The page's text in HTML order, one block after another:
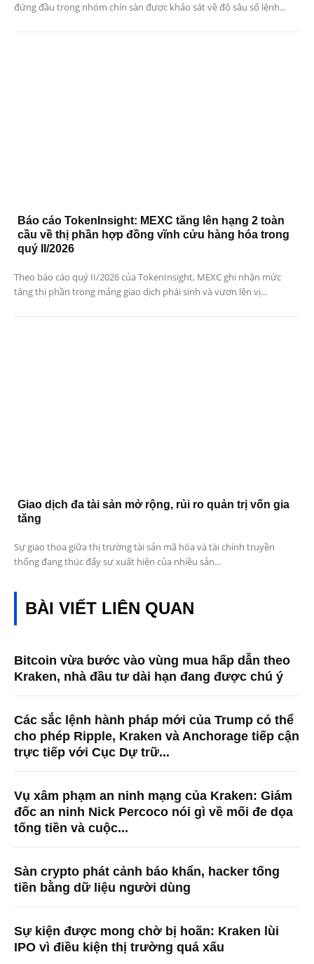
đứng đầu trong nhóm chín sàn được khảo sát về độ sâu sổ lệnh...
Báo cáo TokenInsight: MEXC tăng lên hạng 2 toàn
cầu về thị phần hợp đồng vĩnh cửu hàng hóa trong
quý II/2026
Theo báo cáo quý II/2026 của TokenInsight, MEXC ghi nhận mức
tăng thị phần trong mảng giao dịch phái sinh và vươn lên vị...
Giao dịch đa tài sản mở rộng, rủi ro quản trị vốn gia
tăng
Sự giao thoa giữa thị trường tài sản mã hóa và tài chính truyền
thống đang thúc đẩy sự xuất hiện của nhiều sản...
BÀI VIẾT LIÊN QUAN
Bitcoin vừa bước vào vùng mua hấp dẫn theo
Kraken, nhà đầu tư dài hạn đang được chú ý
Các sắc lệnh hành pháp mới của Trump có thể
cho phép Ripple, Kraken và Anchorage tiếp cận
trực tiếp với Cục Dự trữ...
Vụ xâm phạm an ninh mạng của Kraken: Giám
đốc an ninh Nick Percoco nói gì về mối đe dọa
tống tiền và cuộc...
Sàn crypto phát cảnh báo khẩn, hacker tống
tiền bằng dữ liệu người dùng
Sự kiện được mong chờ bị hoãn: Kraken lùi
IPO vì điều kiện thị trường quá xấu